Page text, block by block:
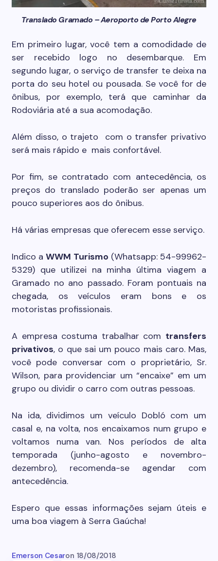
Translado Gramado – Aeroporto de Porto Alegre
Em primeiro lugar, você tem a comodidade de
ser recebido logo no desembarque. Em
segundo lugar, o serviço de transfer te deixa na
porta do seu hotel ou pousada. Se você for de
ônibus, por exemplo, terá que caminhar da
Rodoviária até a sua acomodação.
Além disso, o trajeto com o transfer privativo
será mais rápido e mais confortável.
Por fim, se contratado com antecedência, os
preços do translado poderão ser apenas um
pouco superiores aos do ônibus.
Há várias empresas que oferecem esse serviço.
Indico aWWM Turismo (Whatsapp: 54-99962-
5329) que utilizei na minha última viagem a
Gramado no ano passado. Foram pontuais na
chegada, os veículos eram bons e os
motoristas profissionais.
A empresa costuma trabalhar com transfers
privativos, o que sai um pouco mais caro. Mas,
você pode conversar com o proprietário, Sr.
Wilson, para providenciar um “encaixe” em um
grupo ou dividir o carro com outras pessoas.
Na ida, dividimos um veículo Dobló com um
casal e, na volta, nos encaixamos num grupo e
voltamos numa van. Nos períodos de alta
temporada (junho-agosto e novembro-
dezembro), recomenda-se agendar com
antecedência.
Espero que essas informações sejam úteis e
uma boa viagem à Serra Gaúcha!
Emerson Cesaron 18/08/2018